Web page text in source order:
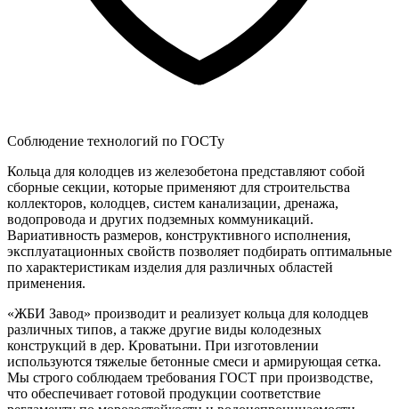
Соблюдение технологий по ГОСТу
Кольца для колодцев из железобетона представляют собой
сборные секции, которые применяют для строительства
коллекторов, колодцев, систем канализации, дренажа,
водопровода и других подземных коммуникаций.
Вариативность размеров, конструктивного исполнения,
эксплуатационных свойств позволяет подбирать оптимальные
по характеристикам изделия для различных областей
применения.
«ЖБИ Завод» производит и реализует кольца для колодцев
различных типов, а также другие виды колодезных
конструкций в дер. Кроватыни. При изготовлении
используются тяжелые бетонные смеси и армирующая сетка.
Мы строго соблюдаем требования ГОСТ при производстве,
что обеспечивает готовой продукции соответствие